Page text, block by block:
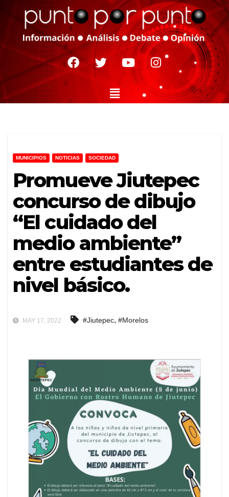
MUNICIPIOS NOTICIAS SOCIEDAD
Promueve Jiutepec
concurso de dibujo
“El cuidado del
medio ambiente”
entre estudiantes de
nivel básico.
MAY 17, 2022 #Jiutepec, #Morelos